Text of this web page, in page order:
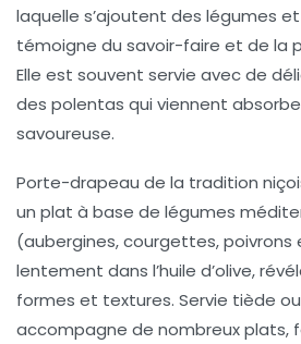
laquelle s’ajoutent des légumes
témoigne du savoir-faire et de la
Elle est souvent servie avec de
des polentas qui viennent
savoureuse.
Porte-drapeau de la tradition
un plat à base de légumes
(aubergines, courgettes,
lentement dans l’huile d’olive,
formes et textures. Servie tiède
accompagne de nombreux plats,